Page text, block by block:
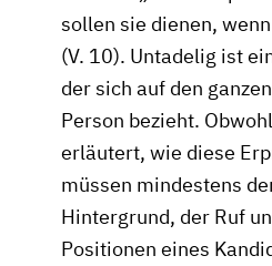
sollen sie dienen,
(V. 10). Untadelig ist
der sich auf den
Person bezieht.
erläutert, wie diese
müssen mindestens
Hintergrund, der Ruf
Positionen eines